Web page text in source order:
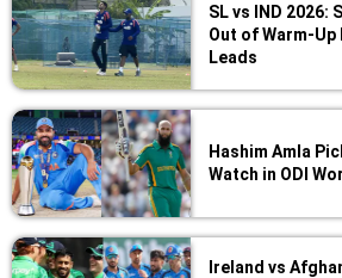
SL vs IND 2026:
Out of Warm-Up
Leads
Hashim Amla
Watch in ODI
Ireland vs